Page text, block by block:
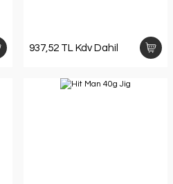
937,52 TL Kdv Dahil